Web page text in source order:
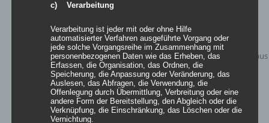
c) Verarbeitung
Verarbeitung ist jeder mit oder ohne Hilfe
automatisierter Verfahren ausgeführte Vorgang oder
jede solche Vorgangsreihe im Zusammenhang mit
personenbezogenen Daten wie das Erheben, das
Erfassen, die Organisation, das Ordnen, die
Speicherung, die Anpassung oder Veränderung, das
Auslesen, das Abfragen, die Verwendung, die
Offenlegung durch Übermittlung, Verbreitung oder eine
andere Form der Bereitstellung, den Abgleich oder die
Verknüpfung, die Einschränkung, das Löschen oder die
Vernichtung.